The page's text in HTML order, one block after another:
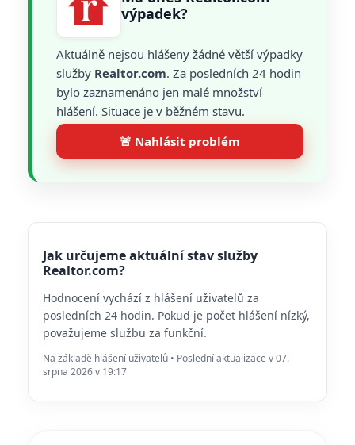
výpadek?
Aktuálně nejsou hlášeny žádné větší výpadky
služby Realtor.com. Za posledních 24 hodin
bylo zaznamenáno jen malé množství
hlášení. Situace je v běžném stavu.
🚨 Nahlásit problém
Jak určujeme aktuální stav služby
Realtor.com?
Hodnocení vychází z hlášení uživatelů za
posledních 24 hodin. Pokud je počet hlášení nízký,
považujeme službu za funkční.
Na základě hlášení uživatelů • Poslední aktualizace v 07.
srpna 2026 v 19:17